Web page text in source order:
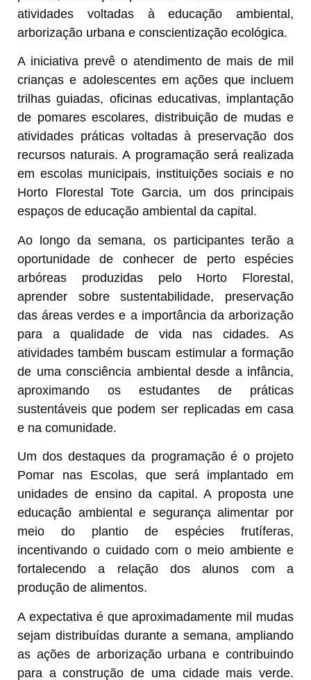
atividades voltadas à educação ambiental,
arborização urbana e conscientização ecológica.
A iniciativa prevê o atendimento de mais de mil
crianças e adolescentes em ações que incluem
trilhas guiadas, oficinas educativas, implantação
de pomares escolares, distribuição de mudas e
atividades práticas voltadas à preservação dos
recursos naturais. A programação será realizada
em escolas municipais, instituições sociais e no
Horto Florestal Tote Garcia, um dos principais
espaços de educação ambiental da capital.
Ao longo da semana, os participantes terão a
oportunidade de conhecer de perto espécies
arbóreas produzidas pelo Horto Florestal,
aprender sobre sustentabilidade, preservação
das áreas verdes e a importância da arborização
para a qualidade de vida nas cidades. As
atividades também buscam estimular a formação
de uma consciência ambiental desde a infância,
aproximando os estudantes de práticas
sustentáveis que podem ser replicadas em casa
e na comunidade.
Um dos destaques da programação é o projeto
Pomar nas Escolas, que será implantado em
unidades de ensino da capital. A proposta une
educação ambiental e segurança alimentar por
meio do plantio de espécies frutíferas,
incentivando o cuidado com o meio ambiente e
fortalecendo a relação dos alunos com a
produção de alimentos.
A expectativa é que aproximadamente mil mudas
sejam distribuídas durante a semana, ampliando
as ações de arborização urbana e contribuindo
para a construção de uma cidade mais verde.